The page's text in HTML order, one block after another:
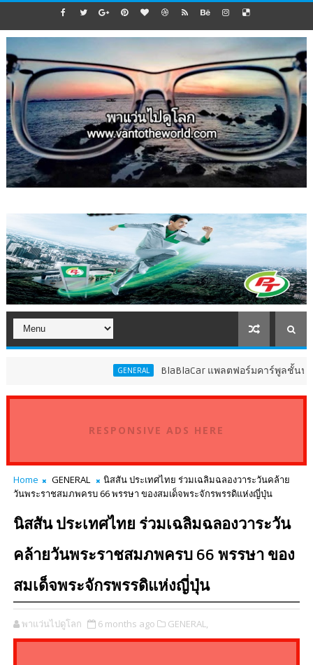
GENERAL BlaBlaCar แพลตฟอร์มคาร์พูลชั้นนำระดับ
RESPONSIVE ADS HERE
Home GENERAL
นิสสัน ประเทศไทย ร่วมเฉลิมฉลองวาระวันคล้าย
วันพระราชสมภพครบ 66 พรรษา ของสมเด็จพระจักรพรรดิแห่งญี่ปุ่น
นิสสัน ประเทศไทย ร่วมเฉลิมฉลองวาระวัน
คล้ายวันพระราชสมภพครบ 66 พรรษา ของ
สมเด็จพระจักรพรรดิแห่งญี่ปุ่น
พาแว่นไปดูโลก 6 months ago GENERAL,